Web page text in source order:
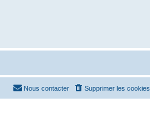
Supprimer les cookies
Nous contacter